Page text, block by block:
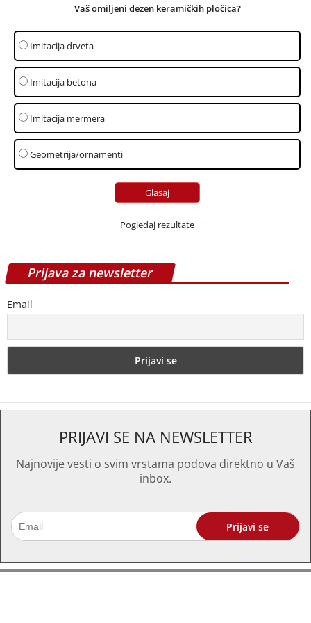
Vaš omiljeni dezen keramičkih pločica?
Imitacija drveta
Imitacija betona
Imitacija mermera
Geometrija/ornamenti
Pogledaj rezultate
Prijava za newsletter
Email
PRIJAVI SE NA NEWSLETTER
Najnovije vesti o svim vrstama podova direktno u Vaš
inbox.